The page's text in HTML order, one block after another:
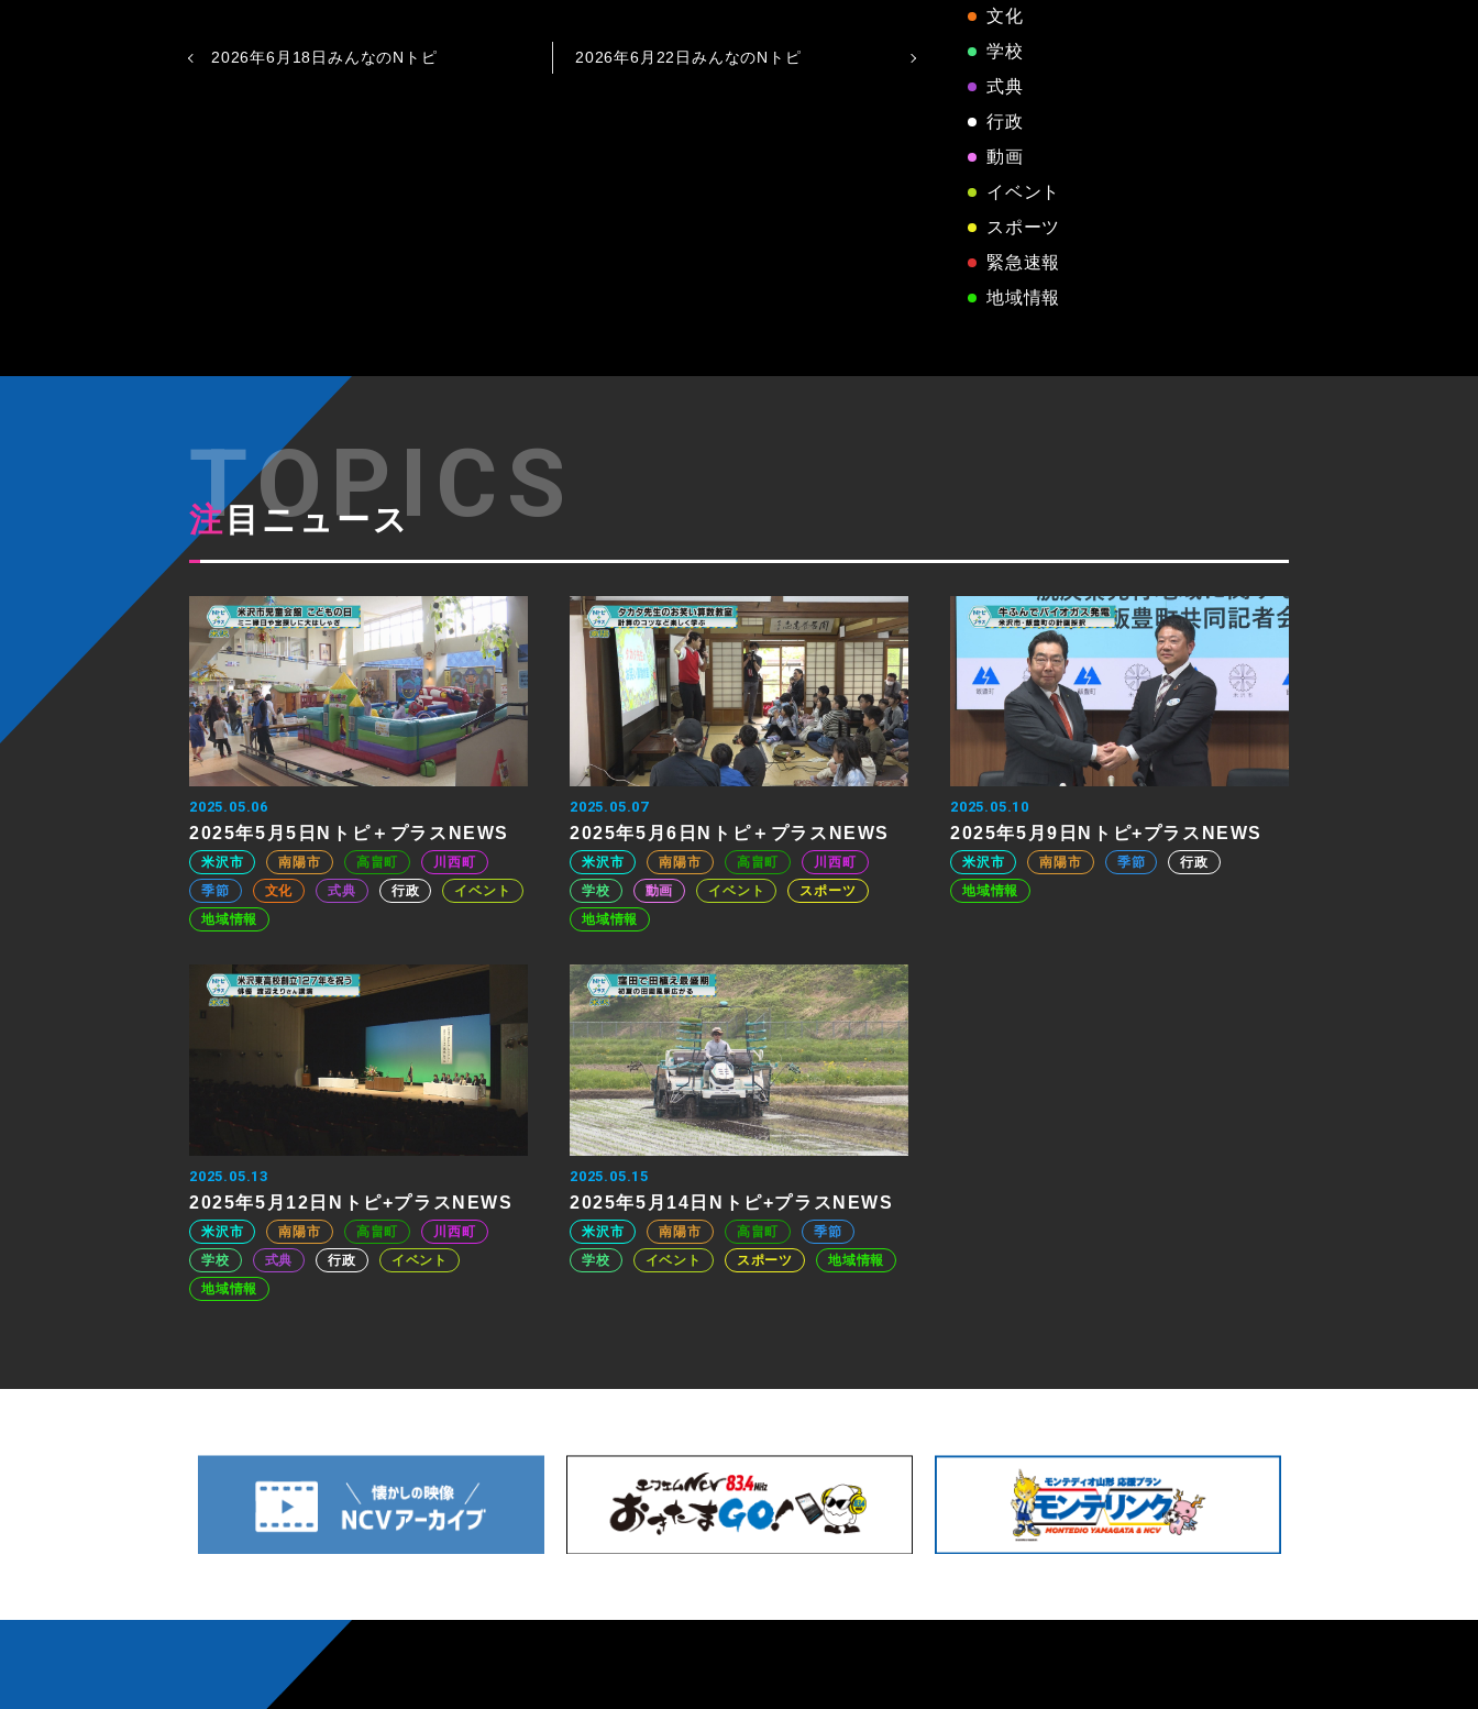
2026年6月18日みんなのNトピ 2026年6月22日みんなのNトピ
文化
学校
式典
行政
動画
イベント
スポーツ
緊急速報
地域情報
注目ニュース
2025.05.06
2025年5月5日Nトピ＋プラスNEWS
米沢市 南陽市 高畠町
川西町
季節
文化 式典 行政
イベント
地域情報
2025.05.07
2025年5月6日Nトピ＋プラスNEWS
米沢市 南陽市 高畠町
川西町
学校
動画 イベント
スポーツ
地域情報
2025.05.10
2025年5月9日Nトピ+プラスNEWS
米沢市 南陽市 季節
行政
地域情報
2025.05.13
2025年5月12日Nトピ+プラスNEWS
米沢市 南陽市 高畠町
川西町
学校
式典 行政
イベント
地域情報
2025.05.15
2025年5月14日Nトピ+プラスNEWS
米沢市 南陽市 高畠町
季節
学校
イベント スポーツ 地域情報